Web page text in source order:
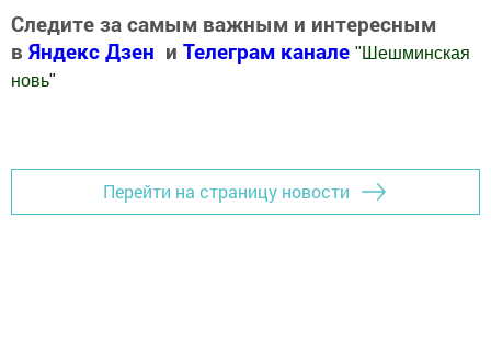
Следите за самым важным и интересным
в Яндекс Дзен и Телеграм канале " Шешминская
новь"
Перейти на страницу новости